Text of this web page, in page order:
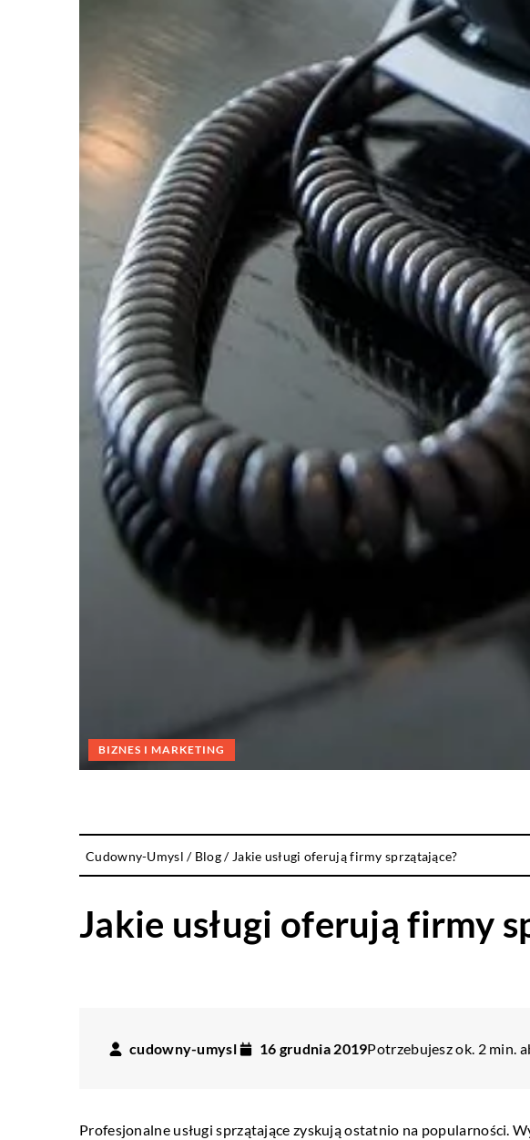
BIZNES I MARKETING
Cudowny-Umysl / Blog/ Jakie usługi oferują firmy sprzątające?
Jakie usługi oferują firmy
cudowny-umysl 16 grudnia 2019Potrzebujesz ok. 2 min.
Profesjonalne usługi sprzątające zyskują ostatnio na popularności.